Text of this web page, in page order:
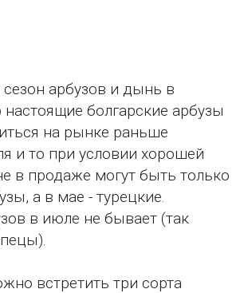
арбузов и дынь в
болгарские арбузы
на рынке раньше
и то при условии хорошей
в продаже могут быть только
а в мае - турецкие.
в июле не бывает (так
встретить три сорта